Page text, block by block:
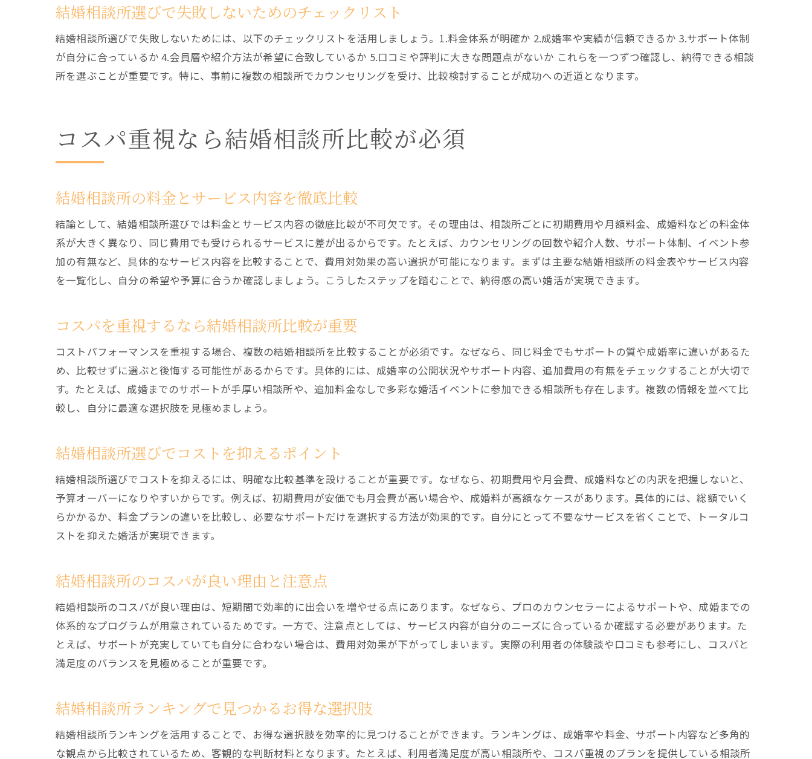
結婚相談所のスタッフ本音ランキング解説
結婚相談所選びで失敗しないための秘訣
結婚相談所選びで後悔しないための考え方
結婚相談所の口コミを活かした選び方のコツ
ランキングを参考にした結婚相談所選びの基準
結婚相談所のリアルな口コミ徹底リサーチ
結婚相談所ランキングで評価された口コミ傾向
結婚相談所選びで役立つ口コミの見極め方
結婚相談所利用者が語る成功と失敗の実例
ランキングと口コミを合わせた選び方の秘訣
結婚相談所選びで失敗しないためのチェックリスト
結婚相談所選びで失敗しないためには、以下のチェックリストを活用しましょう。1.料金体系が明確か 2.成婚率や実績が信頼できるか 3.サポート体制
が自分に合っているか 4.会員層や紹介方法が希望に合致しているか 5.口コミや評判に大きな問題点がないか これらを一つずつ確認し、納得できる相談
所を選ぶことが重要です。特に、事前に複数の相談所でカウンセリングを受け、比較検討することが成功への近道となります。
コスパ重視なら結婚相談所比較が必須
結婚相談所の料金とサービス内容を徹底比較
結論として、結婚相談所選びでは料金とサービス内容の徹底比較が不可欠です。その理由は、相談所ごとに初期費用や月額料金、成婚料などの料金体
系が大きく異なり、同じ費用でも受けられるサービスに差が出るからです。たとえば、カウンセリングの回数や紹介人数、サポート体制、イベント参
加の有無など、具体的なサービス内容を比較することで、費用対効果の高い選択が可能になります。まずは主要な結婚相談所の料金表やサービス内容
を一覧化し、自分の希望や予算に合うか確認しましょう。こうしたステップを踏むことで、納得感の高い婚活が実現できます。
コスパを重視するなら結婚相談所比較が重要
コストパフォーマンスを重視する場合、複数の結婚相談所を比較することが必須です。なぜなら、同じ料金でもサポートの質や成婚率に違いがあるた
め、比較せずに選ぶと後悔する可能性があるからです。具体的には、成婚率の公開状況やサポート内容、追加費用の有無をチェックすることが大切で
す。たとえば、成婚までのサポートが手厚い相談所や、追加料金なしで多彩な婚活イベントに参加できる相談所も存在します。複数の情報を並べて比
較し、自分に最適な選択肢を見極めましょう。
結婚相談所選びでコストを抑えるポイント
結婚相談所選びでコストを抑えるには、明確な比較基準を設けることが重要です。なぜなら、初期費用や月会費、成婚料などの内訳を把握しないと、
予算オーバーになりやすいからです。例えば、初期費用が安価でも月会費が高い場合や、成婚料が高額なケースがあります。具体的には、総額でいく
らかかるか、料金プランの違いを比較し、必要なサポートだけを選択する方法が効果的です。自分にとって不要なサービスを省くことで、トータルコ
ストを抑えた婚活が実現できます。
結婚相談所のコスパが良い理由と注意点
結婚相談所のコスパが良い理由は、短期間で効率的に出会いを増やせる点にあります。なぜなら、プロのカウンセラーによるサポートや、成婚までの
体系的なプログラムが用意されているためです。一方で、注意点としては、サービス内容が自分のニーズに合っているか確認する必要があります。た
とえば、サポートが充実していても自分に合わない場合は、費用対効果が下がってしまいます。実際の利用者の体験談や口コミも参考にし、コスパと
満足度のバランスを見極めることが重要です。
結婚相談所ランキングで見つかるお得な選択肢
結婚相談所ランキングを活用することで、お得な選択肢を効率的に見つけることができます。ランキングは、成婚率や料金、サポート内容など多角的
な観点から比較されているため、客観的な判断材料となります。たとえば、利用者満足度が高い相談所や、コスパ重視のプランを提供している相談所